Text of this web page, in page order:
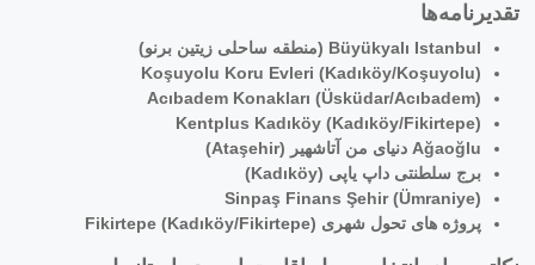
تقدیرنامه‌ها
Büyükyalı Istanbul (منطقه ساحلی زیتین برنو)
Koşuyolu Koru Evleri (Kadıköy/Koşuyolu)
Acıbadem Konakları (Üsküdar/Acıbadem)
Kentplus Kadıköy (Kadıköy/Fikirtepe)
Ağaoğlu دنیای من آتاشهیر (Ataşehir)
برج سلطنتی داپ یاپی (Kadıköy)
Sinpaş Finans Şehir (Ümraniye)
پروژه های تحول شهری Fikirtepe (Kadıköy/Fikirtepe)